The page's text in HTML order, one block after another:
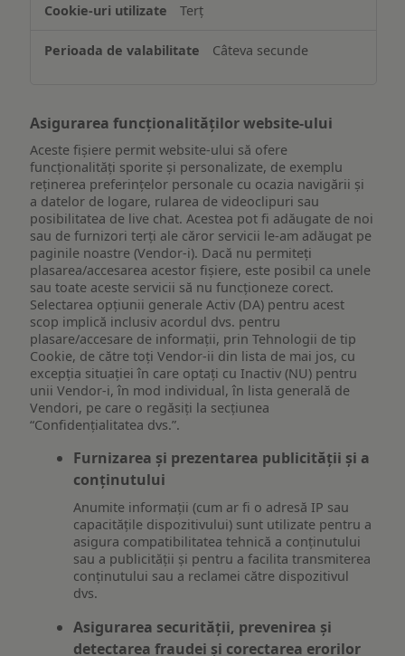
pe
dispozitiv
Terț
Câteva secunde
Asigurarea funcționalităților website-ului
Aceste fișiere permit website-ului să ofere
funcționalități sporite și personalizate, de exemplu
reţinerea preferinţelor personale cu ocazia navigării și
a datelor de logare, rularea de videoclipuri sau
posibilitatea de live chat. Acestea pot fi adăugate de noi
sau de furnizori terți ale căror servicii le-am adăugat pe
paginile noastre (Vendor-i). Dacă nu permiteți
plasarea/accesarea acestor fișiere, este posibil ca unele
sau toate aceste servicii să nu funcționeze corect.
Selectarea opțiunii generale Activ (DA) pentru acest
scop implică inclusiv acordul dvs. pentru
plasare/accesare de informații, prin Tehnologii de tip
Cookie, de către toți Vendor-ii din lista de mai jos, cu
excepția situației în care optați cu Inactiv (NU) pentru
unii Vendor-i, în mod individual, în lista generală de
Vendori, pe care o regăsiți la secțiunea
“Confidențialitatea dvs.”.
Furnizarea și prezentarea publicității și a
conținutului
Anumite informații (cum ar fi o adresă IP sau
capacitățile dispozitivului) sunt utilizate pentru a
asigura compatibilitatea tehnică a conținutului
sau a publicității și pentru a facilita transmiterea
conținutului sau a reclamei către dispozitivul
dvs.
Asigurarea securității, prevenirea și
detectarea fraudei și corectarea erorilor